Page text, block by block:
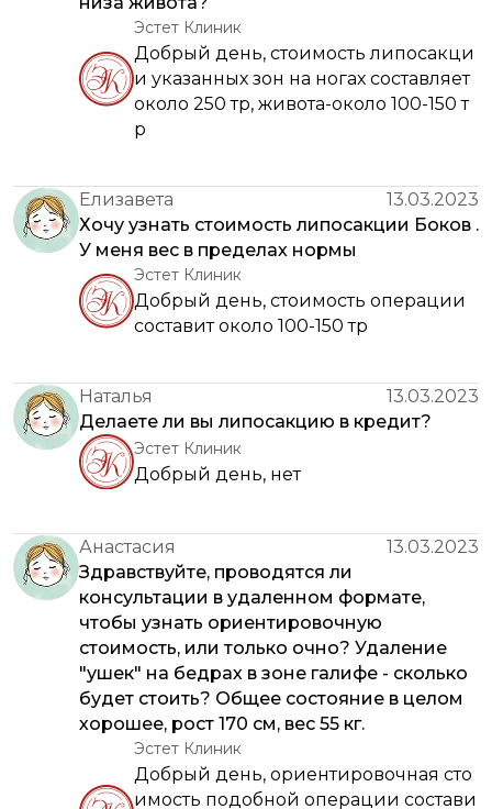
Эстет Клиник
Добрый день, стоимость липосакци
и указанных зон на ногах составляет
около 250 тр, живота-около 100-150 т
р
Елизавета
13.03.2023
Хочу узнать стоимость липосакции Боков .
У меня вес в пределах нормы
Эстет Клиник
Добрый день, стоимость операции
составит около 100-150 тр
Наталья
13.03.2023
Делаете ли вы липосакцию в кредит?
Эстет Клиник
Добрый день, нет
Анастасия
13.03.2023
Здравствуйте, проводятся ли
консультации в удаленном формате,
чтобы узнать ориентировочную
стоимость, или только очно? Удаление
"ушек" на бедрах в зоне галифе - сколько
будет стоить? Общее состояние в целом
хорошее, рост 170 см, вес 55 кг.
Эстет Клиник
Добрый день, ориентировочная сто
имость подобной операции состави